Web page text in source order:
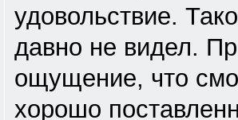
удовольствие.
давно не видел.
ощущение, что
хорошо